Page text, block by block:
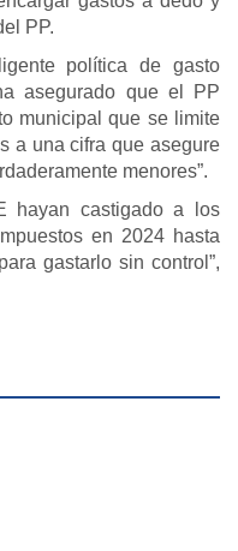
PP.
política de gasto
asegurado que el PP
municipal que se limite
a una cifra que asegure
menores”.
hayan castigado a los
en 2024 hasta
gastarlo sin control”,